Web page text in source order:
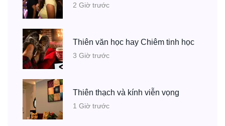
2 Giờ trước
Thiên văn học hay Chiêm tinh học
3 Giờ trước
Thiên thạch và kính viễn vọng
1 Giờ trước